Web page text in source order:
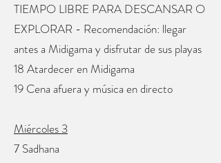
TIEMPO LIBRE PARA DESCANSAR O
EXPLORAR - Recomendación: llegar
antes a Midigama y disfrutar de sus playas
18 Atardecer en Midigama
19 Cena afuera y música en directo
Miércoles 3
7 Sadhana